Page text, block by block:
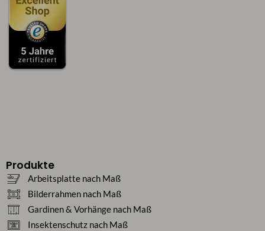
Produkte
Arbeitsplatte nach Maß
Bilderrahmen nach Maß
Gardinen & Vorhänge nach Maß
Insektenschutz nach Maß